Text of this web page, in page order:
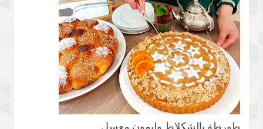
طورطة بالشكلاط وليمون معسل